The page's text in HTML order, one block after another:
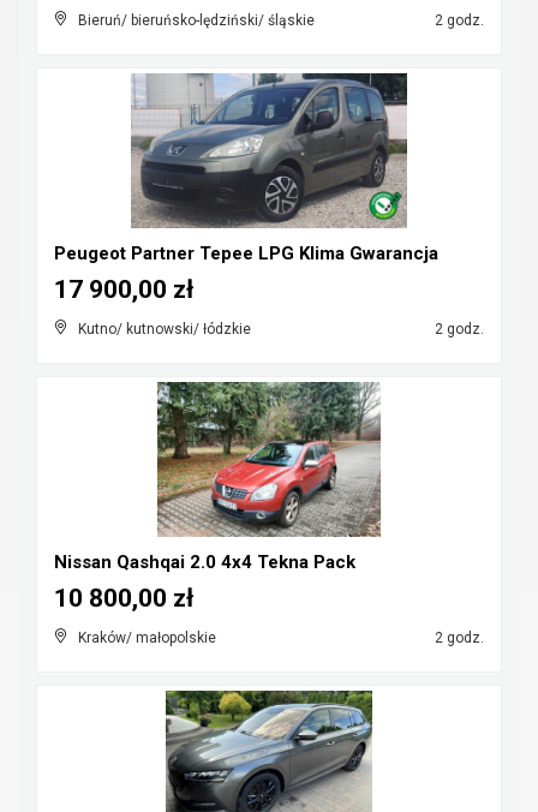
Bieruń/ bieruńsko-lędziński/ śląskie 2 godz.
Peugeot Partner Tepee LPG Klima Gwarancja
Kutno/ kutnowski/ łódzkie 2 godz.
17 900,00 zł
Nissan Qashqai 2.0 4x4 Tekna Pack
Kraków/ małopolskie 2 godz.
10 800,00 zł